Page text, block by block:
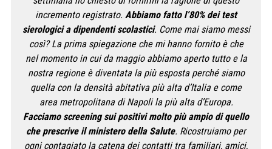
incremento registrato. Abbiamo fatto l’80% dei test
sierologici a dipendenti scolastici. Come mai siamo messi
così? La prima spiegazione che mi hanno fornito è che
nel momento in cui da maggio abbiamo aperto tutto e la
nostra regione è diventata la più esposta perché siamo
quella con la densità abitativa più alta d’Italia e come
area metropolitana di Napoli la più alta d’Europa.
Facciamo screening sui positivi molto più ampio di quello
che prescrive il ministero della Salute. Ricostruiamo per
ogni contagiato la catena dei contatti tra familiari, amici,